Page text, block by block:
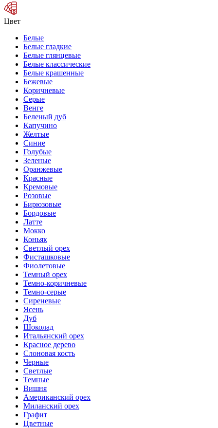
Цвет
Белые
Белые гладкие
Белые глянцевые
Белые классические
Белые крашенные
Бежевые
Коричневые
Серые
Венге
Беленый дуб
Капучино
Желтые
Синие
Голубые
Зеленые
Оранжевые
Красные
Кремовые
Розовые
Бирюзовые
Бордовые
Латте
Мокко
Коньяк
Светлый орех
Фисташковые
Фиолетовые
Темный орех
Темно-коричневые
Темно-серые
Сиреневые
Ясень
Дуб
Шоколад
Итальянский орех
Красное дерево
Слоновая кость
Черные
Светлые
Темные
Вишня
Американский орех
Миланский орех
Графит
Цветные